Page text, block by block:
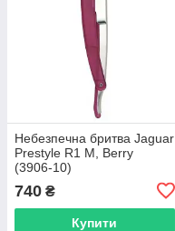
Небезпечна бритва Jaguar
Prestyle R1 M, Berry
(3906-10)
740 ₴
Купити